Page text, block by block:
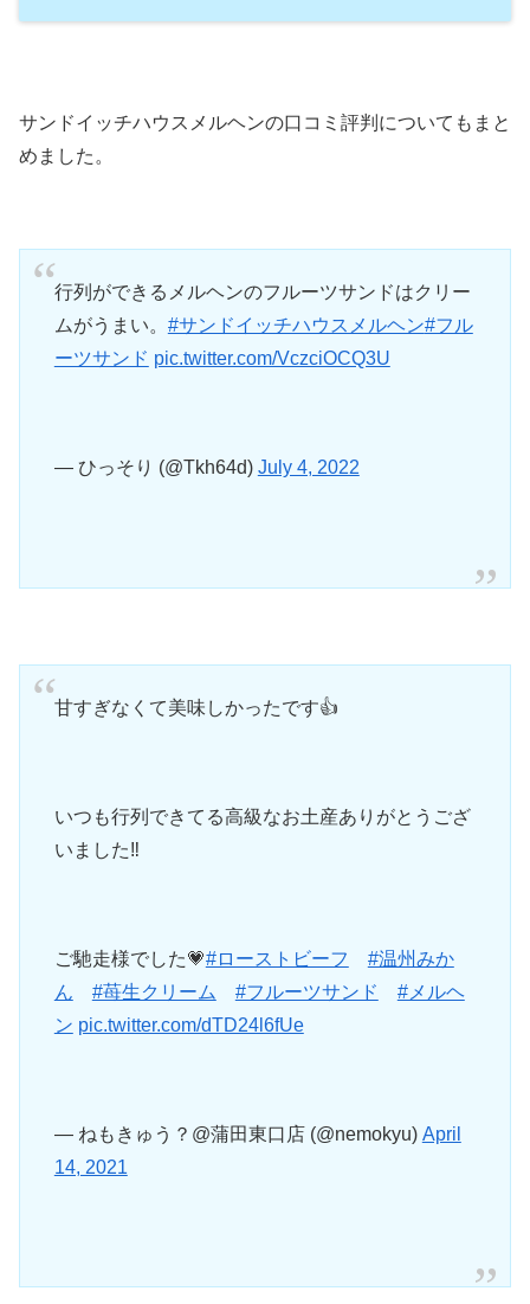
サンドイッチハウスメルヘンの口コミ評判についてもまと
めました。
行列ができるメルヘンのフルーツサンドはクリー
ムがうまい。 #サンドイッチハウスメルヘン#フル
ーツサンド pic.twitter.com/VczciOCQ3U
— ひっそり (@Tkh64d) July 4, 2022
甘すぎなくて美味しかったです👍
いつも行列できてる高級なお土産ありがとうござ
いました‼️
ご馳走様でした💗#ローストビーフ
#温州みか
ん
#苺生クリーム #フルーツサンド
#メルヘ
ン pic.twitter.com/dTD24l6fUe
— ねもきゅう？@蒲田東口店 (@nemokyu) April
14, 2021